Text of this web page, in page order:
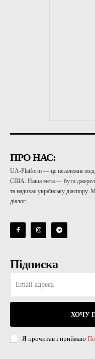
ПРО НАС:
UA-Platform — це незалежне
США. Наша мета — бути джерелом
та надихає українську діаспору.
діалог.
Підписка
ХОЧУ
Я прочитав і приймаю